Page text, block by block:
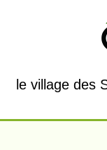
le village des